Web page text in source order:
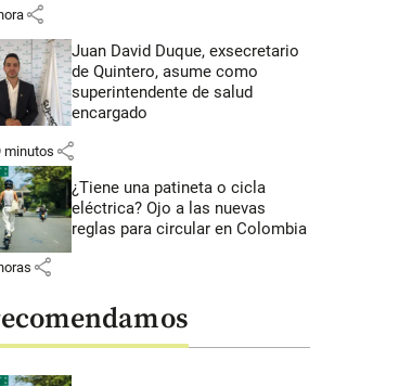
share
Juan David Duque, exsecretario
de Quintero, asume como
superintendente de salud
encargado
minutos share
¿Tiene una patineta o cicla
eléctrica? Ojo a las nuevas
reglas para circular en Colombia
share